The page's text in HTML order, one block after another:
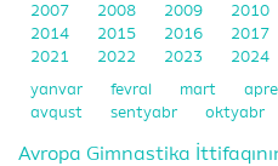
2007 2008 2009 2010
2014
2015 2016 2017
2021
2022 2023 2024
yanvar fevral mart aprel
avqust
sentyabr oktyabr
Avropa Gimnastika